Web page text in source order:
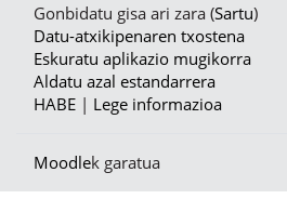
Gonbidatu gisa ari zara (Sartu)
Datu-atxikipenaren txostena
Eskuratu aplikazio mugikorra
Aldatu azal estandarrera
HABE | Lege informazioa
Moodlek garatua